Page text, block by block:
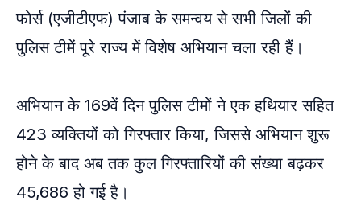
फोर्स (एजीटीएफ) पंजाब के समन्वय से सभी जिलों की
पुलिस टीमें पूरे राज्य में विशेष अभियान चला रही हैं।
अभियान के 169वें दिन पुलिस टीमों ने एक हथियार सहित
423 व्यक्तियों को गिरफ्तार किया, जिससे अभियान शुरू
होने के बाद अब तक कुल गिरफ्तारियों की संख्या बढ़कर
45,686 हो गई है।